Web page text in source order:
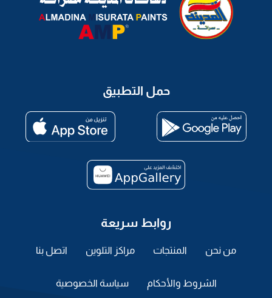
حمل التطبيق
روابط سريعة
من نحن المنتجات مراكز التلوين اتصل بنا
الشروط والأحكام سياسة الخصوصية